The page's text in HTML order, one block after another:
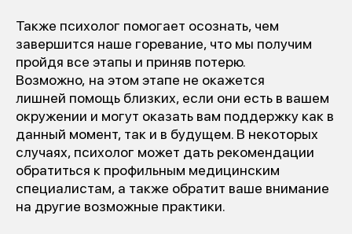
Также психолог помогает осознать, чем
завершится наше горевание, что мы получим
пройдя все этапы и приняв потерю.
Возможно, на этом этапе не окажется
лишней помощь близких, если они есть в вашем
окружении и могут оказать вам поддержку как в
данный момент, так и в будущем. В некоторых
случаях, психолог может дать рекомендации
обратиться к профильным медицинским
специалистам, а также обратит ваше внимание
на другие возможные практики.